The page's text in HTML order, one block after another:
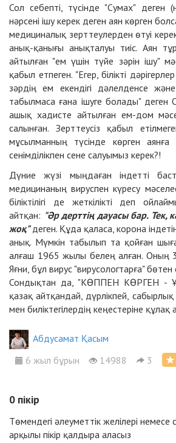
Сол себепті, түсінде "Сумах" деген
нәрсені ішу керек деген аян көрген
медициналық зерттеулерден өтуі
анық-қанығы анықталуы тиіс. Аян
айтылған "ем үшін түйе зәрін ішу"
қабыл етпеген. "Егер, білікті
зәрдің ем екендігі дәлелденсе
табылмаса ғана ішуге болады" деген
ашық хадисте айтылған ем-дом
салынған. Зерттеусіз қабыл
мұсылманның түсінде көрген
сенімділікпен сене салуымыз керек?!
Дүние жүзі мыңдаған індетті
медицинаның вируспен күресу
біліктілігі де жеткілікті деп
айтқан: "Әр дерттің дауасы бар. Тек,
жоқ"деген. Құда қаласа, корона
анық. Мүмкін табылып та қойған
алғаш 1965 жылы белең алған. Оның
Яғни, бұл вирус "вирусологтарға" бөтен
Сондықтан да, "КӨППЕН КӨРГЕН -
қазақ айтқандай, дүрлікпей,
мен биліктегілердің кеңестеріне құлақ
Абдусамат Қасым
6 жыл бұрын
14988 3
0 пікір
Төмендегі әлеуметтік желілері немесе
арқылы пікір қалдыра аласыз